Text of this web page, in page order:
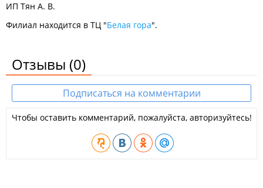
ИП Тян А. В.
Филиал находится в ТЦ "Белая гора".
Отзывы (0)
Подписаться на комментарии
Чтобы оставить комментарий, пожалуйста, авторизуйтесь!